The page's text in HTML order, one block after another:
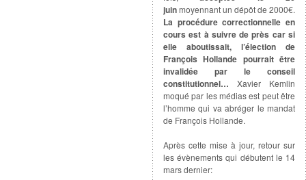
juinmoyennant un dépôt de 2000€.
La procédure correctionnelle en
cours est à suivre de près car si
elle aboutissait, l’élection de
François Hollande pourrait être
invalidée par le conseil
constitutionnel… Xavier Kemlin
moqué par les médias est peut être
l’homme qui va abréger le mandat
de François Hollande.
Après cette mise à jour, retour sur
les évènements qui débutent le 14
mars dernier: